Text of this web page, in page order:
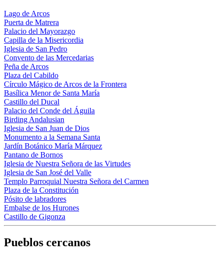
Lago de Arcos
Puerta de Matrera
Palacio del Mayorazgo
Capilla de la Misericordia
Iglesia de San Pedro
Convento de las Mercedarias
Peña de Arcos
Plaza del Cabildo
Círculo Mágico de Arcos de la Frontera
Basílica Menor de Santa María
Castillo del Ducal
Palacio del Conde del Águila
Birding Andalusian
Iglesia de San Juan de Dios
Monumento a la Semana Santa
Jardín Botánico María Márquez
Pantano de Bornos
Iglesia de Nuestra Señora de las Virtudes
Iglesia de San José del Valle
Templo Parroquial Nuestra Señora del Carmen
Plaza de la Constitución
Pósito de labradores
Embalse de los Hurones
Castillo de Gigonza
Pueblos cercanos